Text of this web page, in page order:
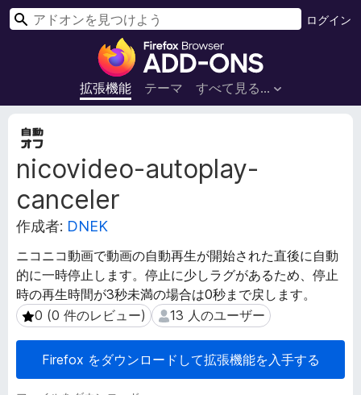
F
r
e
x
ブ
ー
ア
ド
オ
ン
拡張機能 テーマ すべて見る...
ログイン
検
nicovideo-autoplay-
canceler
作成者: DNEK
ニコニコ動画で動画の自動再生が開始された直後に自動
的に一時停止します。停止に少しラグがあるため、停止
時の再生時間が3秒未満の場合は0秒まで戻します。
0 (0 件のレビュー)
0 (0 件のレビュー) 13 人のユーザー
13 人のユーザー
Firefox をダウンロードして拡張機能を入手する
拡
張
機
能
メ
タ
デ
タ